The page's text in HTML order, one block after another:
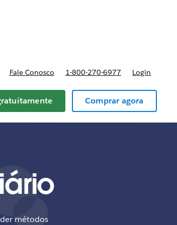
Fale Conosco 1-800-270-6977 Login
Comprar agora
métodos